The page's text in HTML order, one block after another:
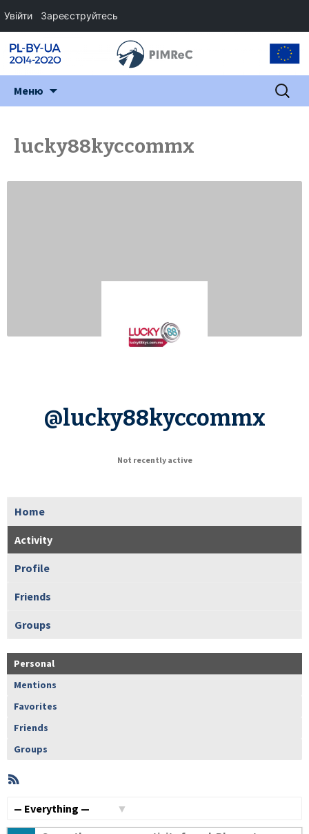
Меню Пошук:
lucky88kyccommx
@lucky88kyccommx
Not recently active
Home
Activity
Profile
Friends
Groups
Personal
Mentions
Favorites
Friends
Groups
Member
Activities
Увійти Зареєструйтесь